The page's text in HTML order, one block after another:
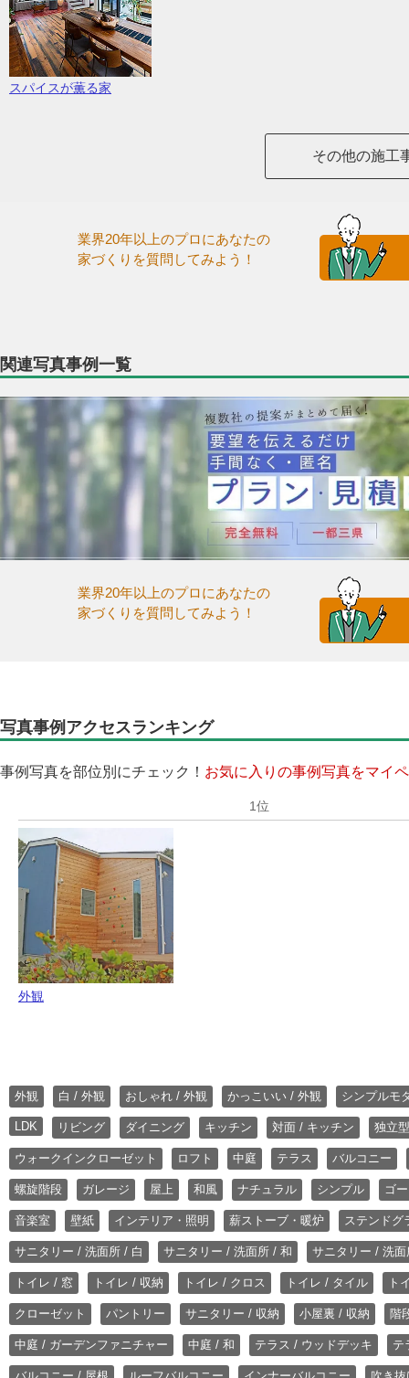
スパイスが薫る家
その他の施工
業界20年以上のプロにあなたの
家づくりを質問してみよう！
関連写真事例一覧
業界20年以上のプロにあなたの
家づくりを質問してみよう！
写真事例アクセスランキング
事例写真を部位別にチェック！ お気に入りの事例写真をマイ
外観
外観 白 / 外観 おしゃれ / 外観 かっこいい / 外観 シンプルモ
LDK リビング ダイニング キッチン 対面 / キッチン 独立
ウォークインクローゼット ロフト 中庭 テラス バルコニー
螺旋階段 ガレージ 屋上 和風 ナチュラル シンプル ゴ
音楽室 壁紙 インテリア・照明 薪ストーブ・暖炉 ステンドグ
サニタリー / 洗面所 / 白 サニタリー / 洗面所 / 和 サニタリー / 洗
トイレ / 窓 トイレ / 収納 トイレ / クロス トイレ / タイル ト
クローゼット パントリー サニタリー / 収納 小屋裏 / 収納 階
中庭 / ガーデンファニチャー 中庭 / 和 テラス / ウッドデッキ テ